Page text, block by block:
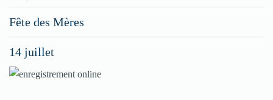
Fête des Mères
14 juillet